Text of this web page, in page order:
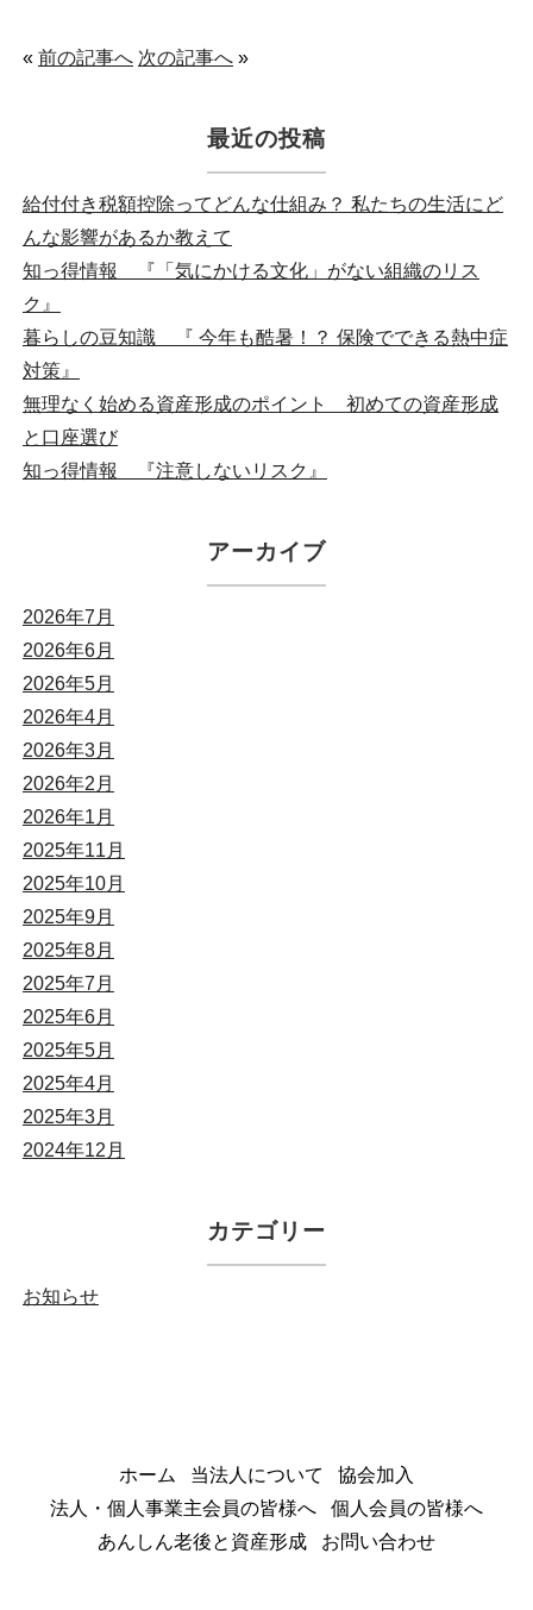
« 前の記事へ 次の記事へ»
最近の投稿
給付付き税額控除ってどんな仕組み？ 私たちの生活にど
んな影響があるか教えて
知っ得情報 『「気にかける文化」がない組織のリス
ク』
暮らしの豆知識 『 今年も酷暑！？ 保険でできる熱中症
対策』
無理なく始める資産形成のポイント 初めての資産形成
と口座選び
知っ得情報 『注意しないリスク』
アーカイブ
2026年7月
2026年6月
2026年5月
2026年4月
2026年3月
2026年2月
2026年1月
2025年11月
2025年10月
2025年9月
2025年8月
2025年7月
2025年6月
2025年5月
2025年4月
2025年3月
2024年12月
カテゴリー
お知らせ
ホーム 当法人について
協会加入
法人・個人事業主会員の皆様へ
個人会員の皆様へ
あんしん老後と資産形成
お問い合わせ